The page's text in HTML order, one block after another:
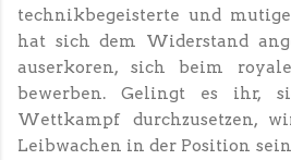
technikbegeisterte und
hat sich dem Widerstand
auserkoren, sich beim
bewerben. Gelingt es ihr,
Wettkampf durchzusetzen,
Leibwachen in der Position